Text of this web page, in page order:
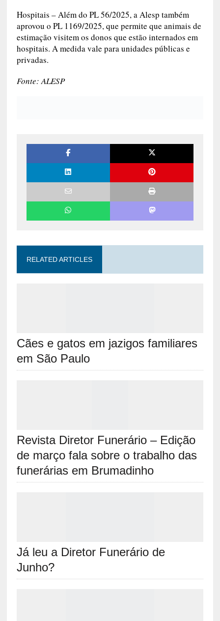
Hospitais – Além do PL 56/2025, a Alesp também
aprovou o PL 1169/2025, que permite que animais de
estimação visitem os donos que estão internados em
hospitais. A medida vale para unidades públicas e
privadas.
Fonte: ALESP
RELATED ARTICLES
Cães e gatos em jazigos familiares
em São Paulo
Revista Diretor Funerário – Edição
de março fala sobre o trabalho das
funerárias em Brumadinho
Já leu a Diretor Funerário de
Junho?